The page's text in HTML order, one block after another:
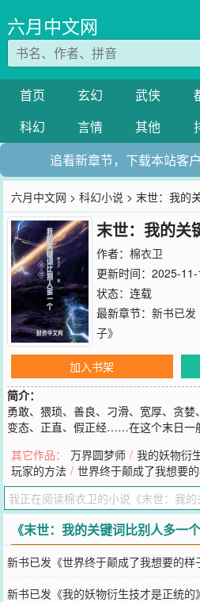
六月中文网
首页 玄幻 武侠
科幻
言情 其他
追看新章节，下载本站客
六月中文网 >科幻小说 > 末世：我的
末世：我的关
作者： 棉衣卫
更新时间：2025-
状态：连载
最新章节： 新书已发
子》
加入书架
简介：
勇敢、猥琐、善良、刁滑、宽厚、贪婪
变态、正直、假正经……在这个末日一
士，都会随机获得一个属于自己的关
性便会飞速成长，获得超人一样的能力
削弱；这是一个拼演技的世界；演技
即是特权，演技即是生命…………已有
师》，《一万种清除玩家的方法》，完
您要是觉得《末世：我的关键词比别人
记向您QQ群和微博微信里的朋友推荐
其它作品： 万界圆梦师 / 我的妖物衍
玩家的方法 / 世界终于颠成了我想要
《末世：我的关键词比别人多一
新书已发《世界终于颠成了我想要的样
新书已发《我的妖物衍生技才是正统的》